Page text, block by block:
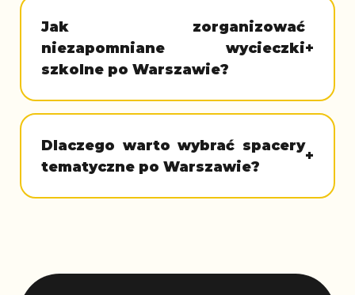
Jak zorganizować
niezapomniane wycieczki
szkolne po Warszawie?
+
Dlaczego warto wybrać spacery
tematyczne po Warszawie?
+